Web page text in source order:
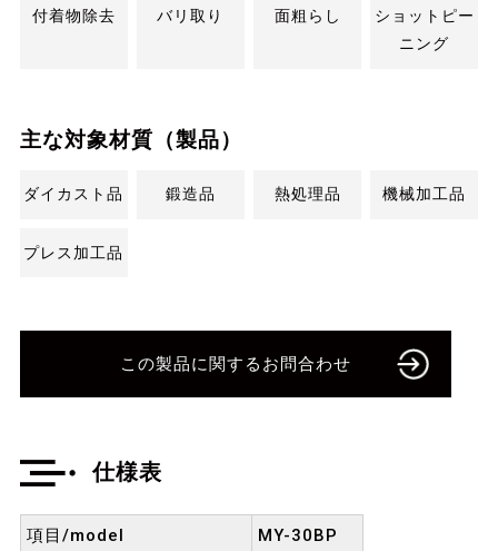
付着物除去 バリ取り 面粗らし
ショットピー
ニング
主な対象材質（製品）
ダイカスト品 鍛造品 熱処理品 機械加工品
プレス加工品
この製品に関するお問合わせ
仕様表
項目/model MY-30BP